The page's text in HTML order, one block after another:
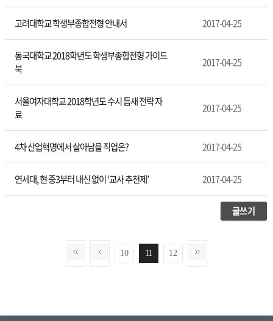
고려대학교 학생부종합전형 안내서 2017-04-25
동국대학교 2018학년도 학생부종합전형 가이드
북
2017-04-25
서울여자대학교 2018학년도 수시 틈새 전략 자
료
2017-04-25
4차 산업혁명에서 살아남을 직업은? 2017-04-25
연세대, 현 중3부터 내신 없이 ‘교사 추천제’ 2017-04-25
글쓰기
10 11 12